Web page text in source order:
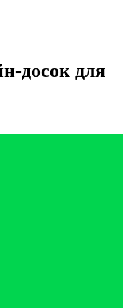
досок для